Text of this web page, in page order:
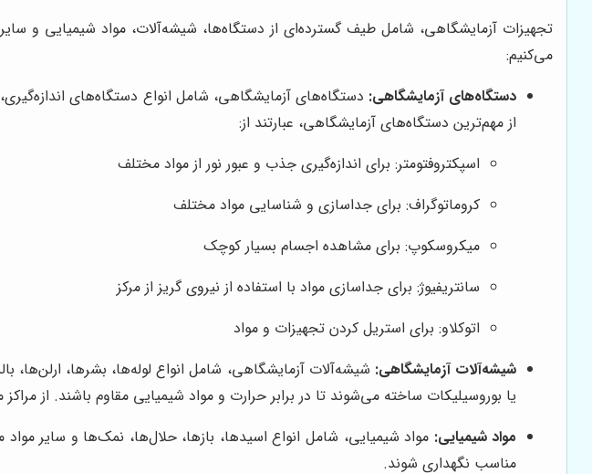
تجهیزات آزمایشگاهی، شامل طیف گسترده‌ای از دستگاه‌ها، شیشه‌آلات، مواد شیمیایی و
می‌کنیم:
دستگاه‌های آزمایشگاهی: دستگاه‌های آزمایشگاهی، شامل انواع دستگاه‌های
از مهم‌ترین دستگاه‌های آزمایشگاهی، عبارتند از:
اسپکتروفتومتر: برای اندازه‌گیری جذب و عبور نور از مواد مختلف
کروماتوگراف: برای جداسازی و شناسایی مواد مختلف
میکروسکوپ: برای مشاهده اجسام بسیار کوچک
سانتریفیوژ: برای جداسازی مواد با استفاده از نیروی گریز از مرکز
اتوکلاو: برای استریل کردن تجهیزات و مواد
شیشه‌آلات آزمایشگاهی: شیشه‌آلات آزمایشگاهی، شامل انواع لوله‌ها، بشرها،
یا بوروسیلیکات ساخته می‌شوند تا در برابر حرارت و مواد شیمیایی مقاوم باشند. از مراکز
مواد شیمیایی: مواد شیمیایی، شامل انواع اسیدها، بازها، حلال‌ها، نمک‌ها و سایر
مناسب نگهداری شوند.